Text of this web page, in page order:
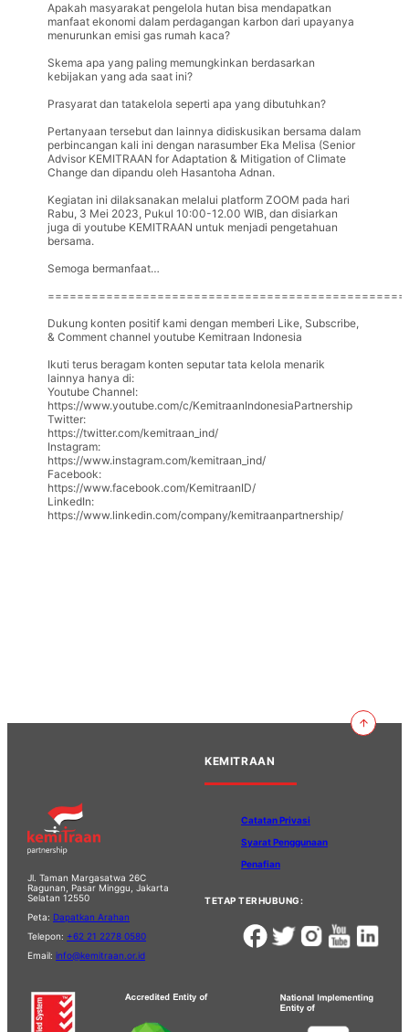
Apakah masyarakat pengelola hutan bisa mendapatkan
manfaat ekonomi dalam perdagangan karbon dari upayanya
menurunkan emisi gas rumah kaca?
Skema apa yang paling memungkinkan berdasarkan
kebijakan yang ada saat ini?
Prasyarat dan tatakelola seperti apa yang dibutuhkan?
Pertanyaan tersebut dan lainnya didiskusikan bersama dalam
perbincangan kali ini dengan narasumber Eka Melisa (Senior
Advisor KEMITRAAN for Adaptation & Mitigation of Climate
Change dan dipandu oleh Hasantoha Adnan.
Kegiatan ini dilaksanakan melalui platform ZOOM pada hari
Rabu, 3 Mei 2023, Pukul 10:00-12.00 WIB, dan disiarkan
juga di youtube KEMITRAAN untuk menjadi pengetahuan
bersama.
Semoga bermanfaat…
Dukung konten positif kami dengan memberi Like, Subscribe,
& Comment channel youtube Kemitraan Indonesia
Ikuti terus beragam konten seputar tata kelola menarik
lainnya hanya di:
Youtube Channel:
https://www.youtube.com/c/KemitraanIndonesiaPartnership
Twitter:
https://twitter.com/kemitraan_ind/
Instagram:
https://www.instagram.com/kemitraan_ind/
Facebook:
https://www.facebook.com/KemitraanID/
LinkedIn:
https://www.linkedin.com/company/kemitraanpartnership/
Jl. Taman Margasatwa 26C
Ragunan, Pasar Minggu, Jakarta
Selatan 12550
Peta: Dapatkan Arahan
Telepon: +62 21 2278 0580
Email: info@kemitraan.or.id
KEMITRAAN
Catatan Privasi
Syarat Penggunaan
Penafian
TETAP TERHUBUNG: